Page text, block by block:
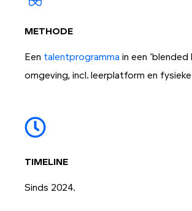
METHODE
Een talentprogramma in een 'blended
omgeving, incl. leerplatform en fysieke
TIMELINE
Sinds 2024.